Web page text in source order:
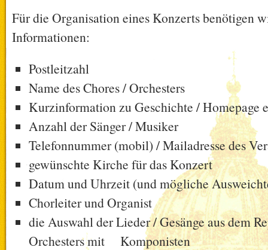
Für die Organisation eines Konzerts benötigen
Informationen:
Postleitzahl
Name des Chores / Orchesters
Kurzinformation zu Geschichte / Homepage
Anzahl der Sänger / Musiker
Telefonnummer (mobil) / Mailadresse des
gewünschte Kirche für das Konzert
Datum und Uhrzeit (und mögliche
Chorleiter und Organist
die Auswahl der Lieder / Gesänge aus dem
Orchesters mit Komponisten